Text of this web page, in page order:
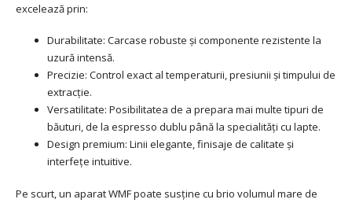
excelează prin:
Durabilitate: Carcase robuste și componente rezistente la
uzură intensă.
Precizie: Control exact al temperaturii, presiunii și timpului de
extracție.
Versatilitate: Posibilitatea de a prepara mai multe tipuri de
băuturi, de la espresso dublu până la specialități cu lapte.
Design premium: Linii elegante, finisaje de calitate și
interfețe intuitive.
Pe scurt, un aparat WMF poate susține cu brio volumul mare de